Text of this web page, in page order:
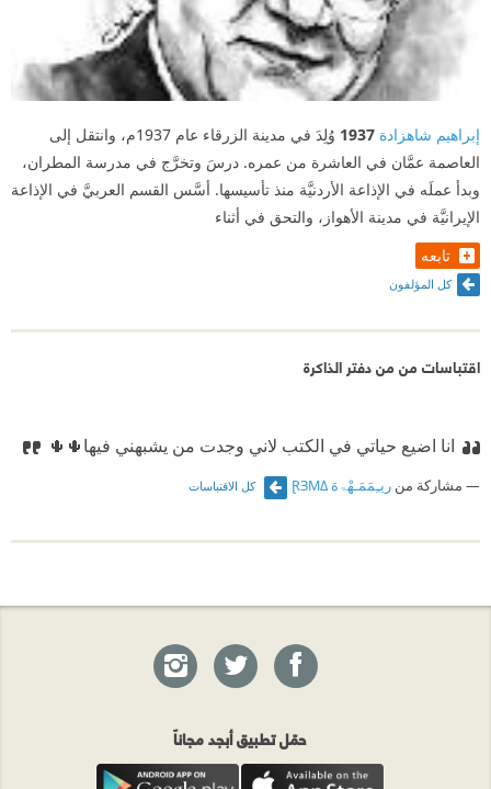
إبراهيم شاهزادة 1937
وُلِدَ في مدينة الزرقاء عام 1937م، وانتقل إلى
العاصمة عمَّان في العاشرة من عمره. درسَ وتخرَّج في مدرسة المطران،
وبدأ عملَه في الإذاعة الأردنيَّة منذ تأسيسها. أسَّس القسم العربيَّ في الإذاعة
الإيرانيَّة في مدينة الأهواز، والتحق في أثناء
تابعه
كل المؤلفون
اقتباسات من من دفتر الذاكرة
انا اضيع حياتي في الكتب لاني وجدت من يشبهني فيها🌵🌵
مشاركة من ريـِمَمَـهْۃهَ ⱤЗMΔ كل الاقتباسات
حمّل تطبيق أبجد مجاناً